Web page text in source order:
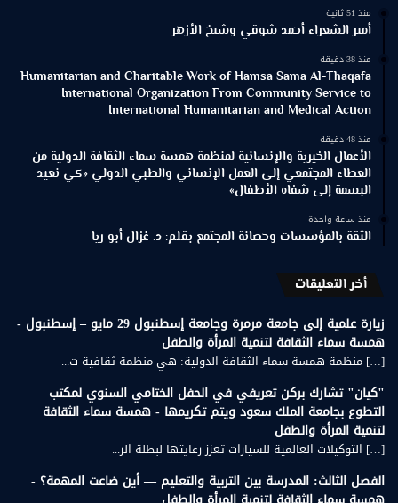
منذ 51 ثانية
أمير الشعراء أحمد شوقي وشيخ الأزهر
منذ 38 دقيقة
Humanitarian and Charitable Work of Hamsa Sama Al-Thaqafa
International Organization From Community Service to
International Humanitarian and Medical Action
منذ 48 دقيقة
الأعمال الخيرية والإنسانية لمنظمة همسة سماء الثقافة الدولية من
العطاء المجتمعي إلى العمل الإنساني والطبي الدولي «كي نعيد
البسمة إلى شفاه الأطفال»
منذ ساعة واحدة
الثقة بالمؤسسات وحصانة المجتمع بقلم: د. غزال أبو ريا
أخر التعليقات
زيارة علمية إلى جامعة مرمرة وجامعة إسطنبول 29 مايو – إسطنبول -
همسة سماء الثقافة لتنمية المرأة والطفل
[…] منظمة همسة سماء الثقافة الدولية: هي منظمة ثقافية ت...
"كيان" تشارك بركن تعريفي في الحفل الختامي السنوي لمكتب
التطوع بجامعة الملك سعود ويتم تكريمها - همسة سماء الثقافة
لتنمية المرأة والطفل
[…] التوكيلات العالمية للسيارات تعزز رعايتها لبطلة الر...
الفصل الثالث: المدرسة بين التربية والتعليم — أين ضاعت المهمة؟ -